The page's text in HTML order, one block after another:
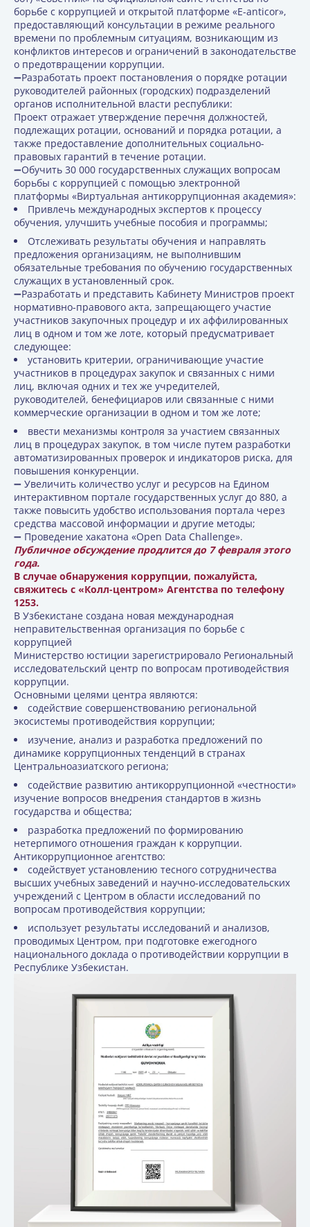
борьбе с коррупцией и открытой платформе «E-anticor»,
предоставляющий консультации в режиме реального
времени по проблемным ситуациям, возникающим из
конфликтов интересов и ограничений в законодательстве
о предотвращении коррупции.
➖Разработать проект постановления о порядке ротации
руководителей районных (городских) подразделений
органов исполнительной власти республики:
Проект отражает утверждение перечня должностей,
подлежащих ротации, оснований и порядка ротации, а
также предоставление дополнительных социально-
правовых гарантий в течение ротации.
➖Обучить 30 000 государственных служащих вопросам
борьбы с коррупцией с помощью электронной
платформы «Виртуальная антикоррупционная академия»:
Привлечь международных экспертов к процессу
обучения, улучшить учебные пособия и программы;
Отслеживать результаты обучения и направлять
предложения организациям, не выполнившим
обязательные требования по обучению государственных
служащих в установленный срок.
➖Разработать и представить Кабинету Министров проект
нормативно-правового акта, запрещающего участие
участников закупочных процедур и их аффилированных
лиц в одном и том же лоте, который предусматривает
следующее:
установить критерии, ограничивающие участие
участников в процедурах закупок и связанных с ними
лиц, включая одних и тех же учредителей,
руководителей, бенефициаров или связанные с ними
коммерческие организации в одном и том же лоте;
ввести механизмы контроля за участием связанных
лиц в процедурах закупок, в том числе путем разработки
автоматизированных проверок и индикаторов риска, для
повышения конкуренции.
➖ Увеличить количество услуг и ресурсов на Едином
интерактивном портале государственных услуг до 880, а
также повысить удобство использования портала через
средства массовой информации и другие методы;
➖ Проведение хакатона «Open Data Challenge».
Публичное обсуждение продлится до 7 февраля этого
года.
В случае обнаружения коррупции, пожалуйста,
свяжитесь с «Колл-центром» Агентства по телефону
1253.
В Узбекистане создана новая международная
неправительственная организация по борьбе с
коррупцией
Министерство юстиции зарегистрировало Региональный
исследовательский центр по вопросам противодействия
коррупции.
Основными целями центра являются:
содействие совершенствованию региональной
экосистемы противодействия коррупции;
изучение, анализ и разработка предложений по
динамике коррупционных тенденций в странах
Центральноазиатского региона;
содействие развитию антикоррупционной «честности»
изучение вопросов внедрения стандартов в жизнь
государства и общества;
разработка предложений по формированию
нетерпимого отношения граждан к коррупции.
Антикоррупционное агентство:
содействует установлению тесного сотрудничества
высших учебных заведений и научно-исследовательских
учреждений с Центром в области исследований по
вопросам противодействия коррупции;
использует результаты исследований и анализов,
проводимых Центром, при подготовке ежегодного
национального доклада о противодействии коррупции в
Республике Узбекистан.